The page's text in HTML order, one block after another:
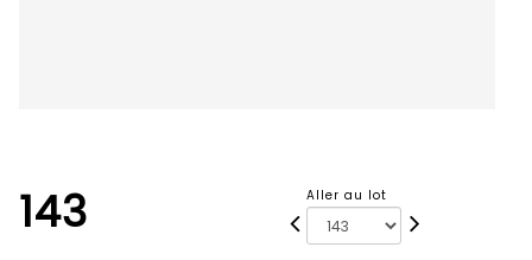
143 Aller au lot